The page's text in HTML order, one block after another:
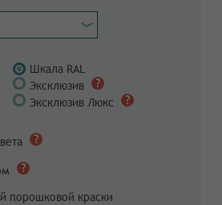
Шкала RAL
Эксклюзив
Эксклюзив Люкс
порошковой краски